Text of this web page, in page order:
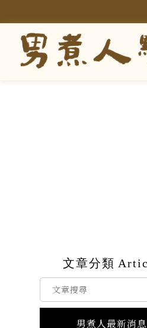
文章分類
男煮人最新消息